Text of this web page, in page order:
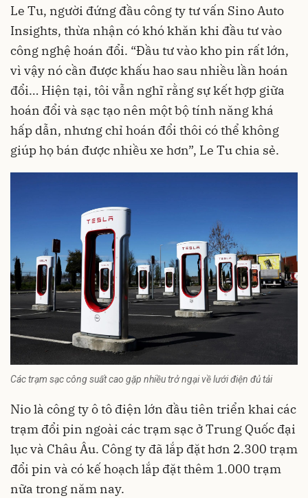
Le Tu, người đứng đầu công ty tư vấn Sino Auto
Insights, thừa nhận có khó khăn khi đầu tư vào
công nghệ hoán đổi. “Đầu tư vào kho pin rất lớn,
vì vậy nó cần được khấu hao sau nhiều lần hoán
đổi… Hiện tại, tôi vẫn nghĩ rằng sự kết hợp giữa
hoán đổi và sạc tạo nên một bộ tính năng khá
hấp dẫn, nhưng chỉ hoán đổi thôi có thể không
giúp họ bán được nhiều xe hơn”, Le Tu chia sẻ.
Các trạm sạc công suất cao gặp nhiều trở ngại về lưới điện đủ tải
Nio là công ty ô tô điện lớn đầu tiên triển khai các
trạm đổi pin ngoài các trạm sạc ở Trung Quốc đại
lục và Châu Âu. Công ty đã lắp đặt hơn 2.300 trạm
đổi pin và có kế hoạch lắp đặt thêm 1.000 trạm
nữa trong năm nay.